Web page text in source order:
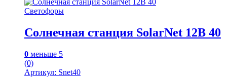
Светофоры
Солнечная станция SolarNet 12В 40
0 меньше 5
(0)
Артикул: Snet40